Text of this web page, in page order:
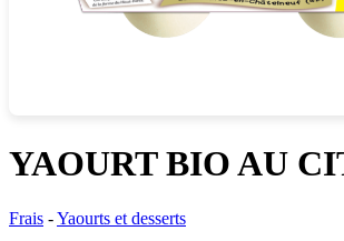
YAOURT BIO AU
Frais -Yaourts et desserts